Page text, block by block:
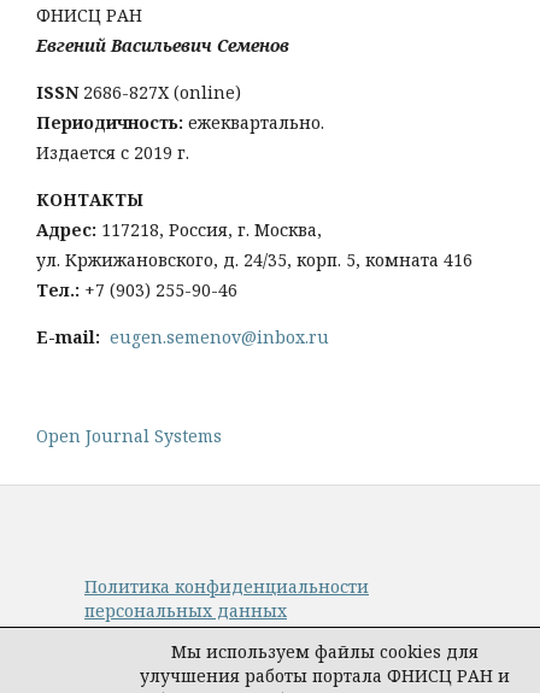
ФНИСЦ РАН
Евгений Васильевич Семенов
ISSN 2686-827X (online)
Периодичность: ежеквартально.
Издается с 2019 г.
КОНТАКТЫ
Адрес: 117218, Россия, г. Москва,
ул. Кржижановского, д. 24/35, корп. 5, комната 416
Тел.: +7 (903) 255-90-46
E-mail: eugen.semenov@inbox.ru
Open Journal Systems
Политика конфиденциальности
персональных данных
© Авторы, журнал «Управление наукой:
теория и практика», 2019–2026
Мы используем файлы cookies для
улучшения работы портала ФНИСЦ РАН и